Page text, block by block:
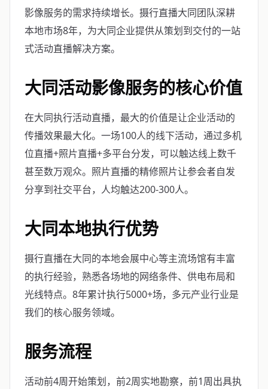
影像服务的需求持续增长。摄行直播大同团队深耕
本地市场8年，为大同企业提供从策划到交付的一站
式活动直播解决方案。
大同活动影像服务的核心价值
在大同执行活动直播，最大的价值是让企业活动的
传播效果最大化。一场100人的线下活动，通过多机
位直播+照片直播+多平台分发，可以触达线上数千
甚至数万观众。照片直播的精修照片让参会者自发
分享到社交平台，人均触达200-300人。
大同本地执行优势
摄行直播在大同的本地会展中心等主流场馆有丰富
的执行经验，熟悉各场地的网络条件、供电布局和
光线特点。8年累计执行5000+场，多元产业行业是
我们的核心服务领域。
服务流程
活动前4周开始策划，前2周实地勘察，前1周出具执